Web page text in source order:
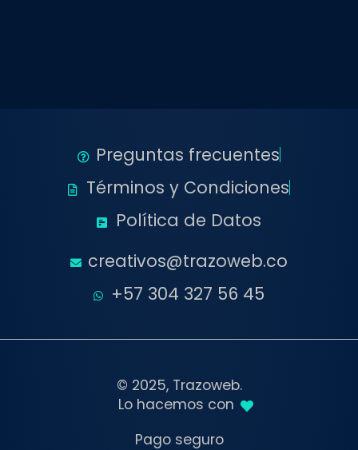
Preguntas frecuentes
Términos y Condiciones
Política de Datos
creativos@trazoweb.co
+57 304 327 56 45
© 2025, Trazoweb.
Lo hacemos con
Pago seguro